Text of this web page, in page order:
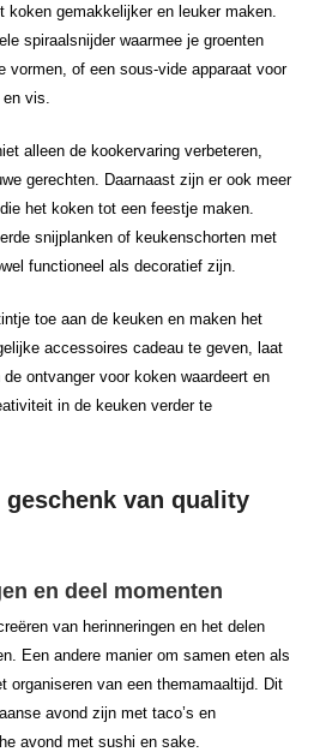
koken gemakkelijker en leuker maken.
spiraalsnijder waarmee je groenten
vormen, of een sous-vide apparaat voor
vis.
alleen de kookervaring verbeteren,
gerechten. Daarnaast zijn er ook meer
het koken tot een feestje maken.
snijplanken of keukenschorten met
functioneel als decoratief zijn.
toe aan de keuken en maken het
accessoires cadeau te geven, laat
ontvanger voor koken waardeert en
in de keuken verder te
geschenk van quality
en deel momenten
van herinneringen en het delen
Een andere manier om samen eten als
organiseren van een themamaaltijd. Dit
avond zijn met taco’s en
avond met sushi en sake.